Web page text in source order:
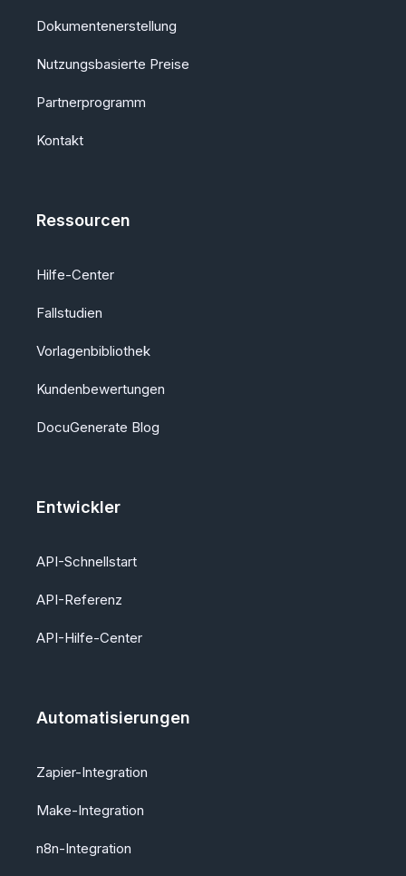
Dokumentenerstellung
Nutzungsbasierte Preise
Partnerprogramm
Kontakt
Ressourcen
Hilfe-Center
Fallstudien
Vorlagenbibliothek
Kundenbewertungen
DocuGenerate Blog
Entwickler
API-Schnellstart
API-Referenz
API-Hilfe-Center
Automatisierungen
Zapier-Integration
Make-Integration
n8n-Integration